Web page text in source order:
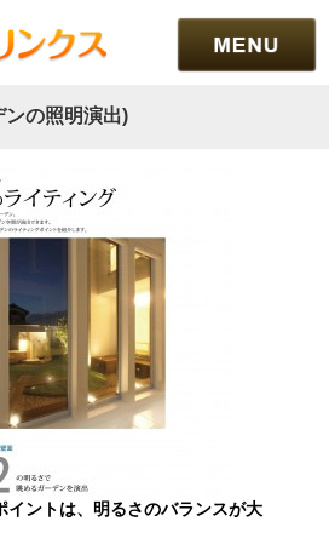
ンの照明演出)
イントは、明るさのバランスが大